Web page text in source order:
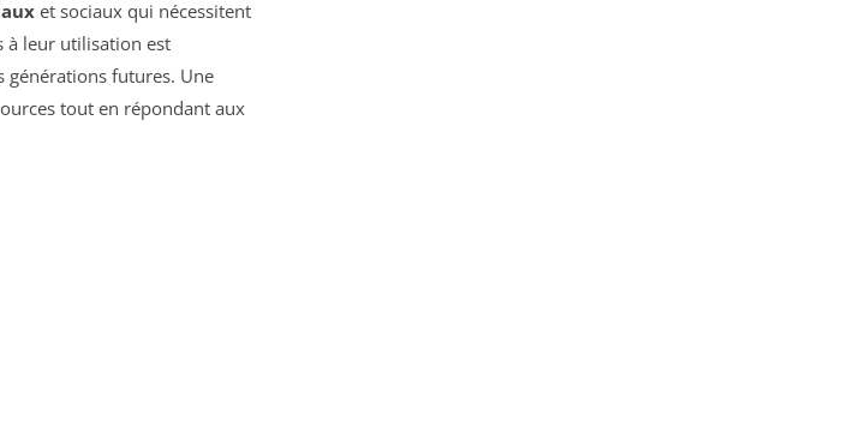
et sociaux qui nécessitent
à leur utilisation est
générations futures. Une
tout en répondant aux